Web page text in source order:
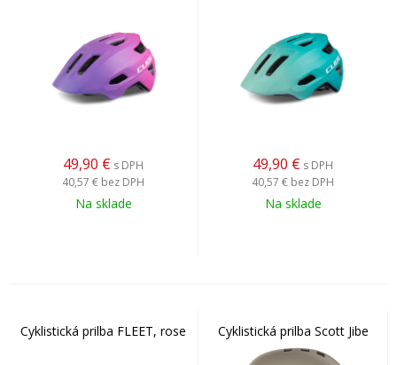
49,90 € s DPH
40,57 € bez DPH
Na sklade
49,90 € s DPH
40,57 € bez DPH
Na sklade
Cyklistická prilba FLEET, rose Cyklistická prilba Scott Jibe